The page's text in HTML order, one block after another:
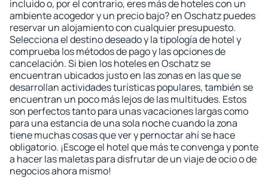
incluido o, por el contrario, eres más de hoteles con un
ambiente acogedor y un precio bajo? en Oschatz puedes
reservar un alojamiento con cualquier presupuesto.
Selecciona el destino deseado y la tipología de hotel y
comprueba los métodos de pago y las opciones de
cancelación. Si bien los hoteles en Oschatz se
encuentran ubicados justo en las zonas en las que se
desarrollan actividades turísticas populares, también se
encuentran un poco más lejos de las multitudes. Estos
son perfectos tanto para unas vacaciones largas como
para una estancia de una sola noche cuando la zona
tiene muchas cosas que ver y pernoctar ahí se hace
obligatorio. ¡Escoge el hotel que más te convenga y ponte
a hacer las maletas para disfrutar de un viaje de ocio o de
negocios ahora mismo!